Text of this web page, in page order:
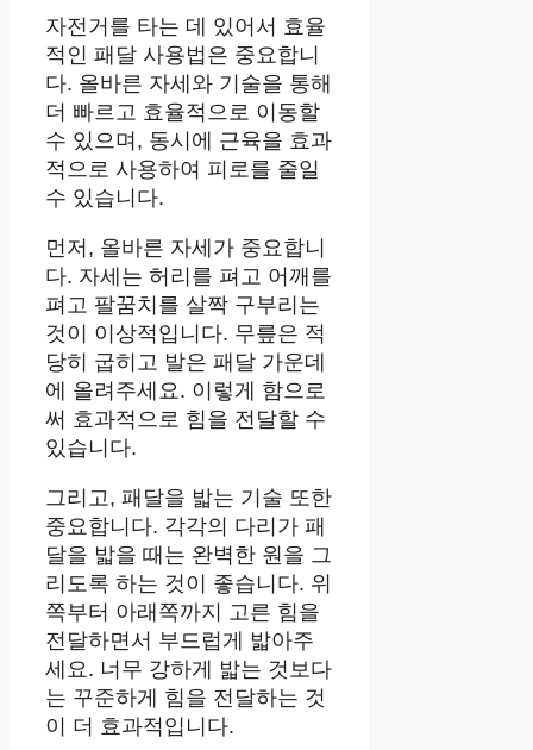
자전거를 타는 데 있어서 효율
적인 패달 사용법은 중요합니
다. 올바른 자세와 기술을 통해
더 빠르고 효율적으로 이동할
수 있으며, 동시에 근육을 효과
적으로 사용하여 피로를 줄일
수 있습니다.
먼저, 올바른 자세가 중요합니
다. 자세는 허리를 펴고 어깨를
펴고 팔꿈치를 살짝 구부리는
것이 이상적입니다. 무릎은 적
당히 굽히고 발은 패달 가운데
에 올려주세요. 이렇게 함으로
써 효과적으로 힘을 전달할 수
있습니다.
그리고, 패달을 밟는 기술 또한
중요합니다. 각각의 다리가 패
달을 밟을 때는 완벽한 원을 그
리도록 하는 것이 좋습니다. 위
쪽부터 아래쪽까지 고른 힘을
전달하면서 부드럽게 밟아주
세요. 너무 강하게 밟는 것보다
는 꾸준하게 힘을 전달하는 것
이 더 효과적입니다.